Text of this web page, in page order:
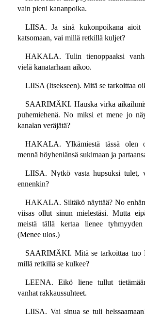
vain pieni kananpoika.
LIISA. Ja sinä kukonpoikana aioit
katsomaan, vai millä retkillä kuljet?
HAKALA. Tulin tienoppaaksi
vielä kanatarhaan aikoo.
LIISA (Itsekseen). Mitä se tarkoittaa
SAARIMÄKI. Hauska virka
puhemiehenä. No miksi et mene jo
kanalan veräjätä?
HAKALA. Ylkämiestä tässä olen
mennä höyheniänsä sukimaan ja
LIISA. Nytkö vasta hupsuksi tulet,
ennenkin?
HAKALA. Siltäkö näyttää? No
viisas ollut sinun mielestäsi. Mutta
meistä tällä kertaa lienee
(Menee ulos.)
SAARIMÄKI. Mitä se tarkoittaa tuo
millä retkillä se kulkee?
LEENA. Eikö liene tullut
vanhat rakkaussuhteet.
LIISA. Vai sinua se tuli